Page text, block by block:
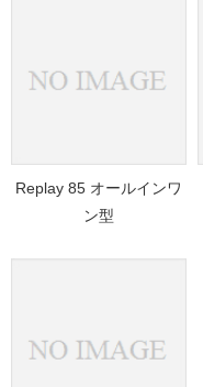
Replay 85 オールインワ
ン型